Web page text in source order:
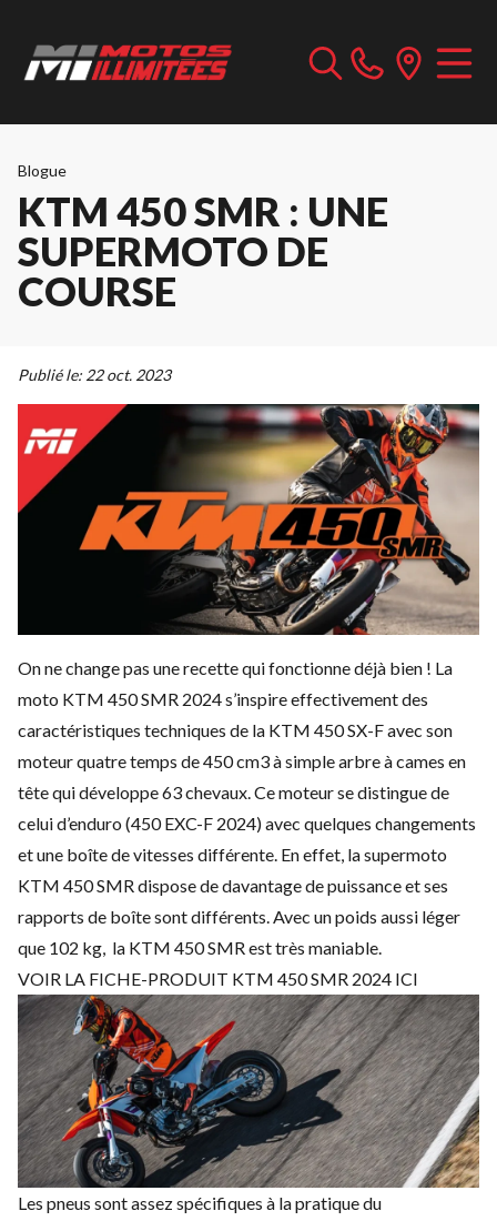
Blogue
KTM 450 SMR : UNE
SUPERMOTO DE
COURSE
Publié le: 22 oct. 2023
On ne change pas une recette qui fonctionne déjà bien ! La
moto KTM 450 SMR 2024s’inspire effectivement des
caractéristiques techniques de la KTM 450 SX-F avec son
moteur quatre temps de 450 cm3 à simple arbre à cames en
tête qui développe 63 chevaux. Ce moteur se distingue de
celui d’enduro (450 EXC-F 2024) avec quelques changements
et une boîte de vitesses différente. En effet, la supermoto
KTM 450 SMR dispose de davantage de puissance et ses
rapports de boîte sont différents. Avec un poids aussi léger
que 102 kg, la KTM 450 SMR est très maniable.
VOIR LA FICHE-PRODUIT KTM 450 SMR 2024 ICI
Les pneus sont assez spécifiques à la pratique du